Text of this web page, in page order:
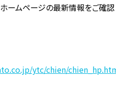
ームページの最新情報をご確認
ytc/chien/